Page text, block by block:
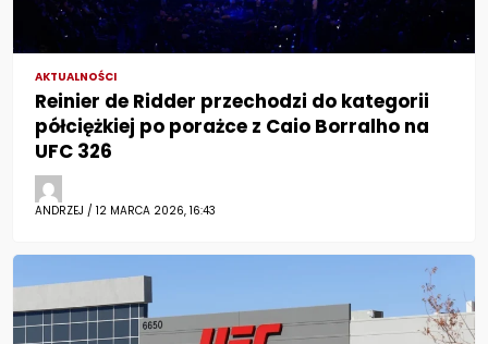
AKTUALNOŚCI
Reinier de Ridder przechodzi do kategorii
półciężkiej po porażce z Caio Borralho na
UFC 326
ANDRZEJ / 12 MARCA 2026, 16:43